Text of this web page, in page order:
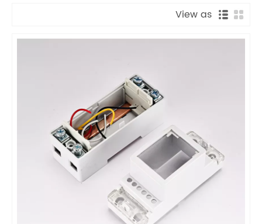
View as